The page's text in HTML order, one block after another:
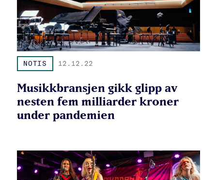
NOTIS 12.12.22
Musikkbransjen gikk glipp av
nesten fem milliarder kroner
under pandemien